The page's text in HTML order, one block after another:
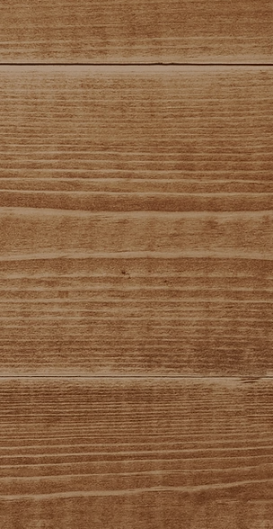
の記事
の記事
の記事
の記事
の記事
の記事
の記事
の記事
の記事
の記事
の記事
の記事
の記事
の記事
の記事
の記事
の記事
の記事
の記事
の記事
の記事
の記事
の記事
の記事
の記事
の記事